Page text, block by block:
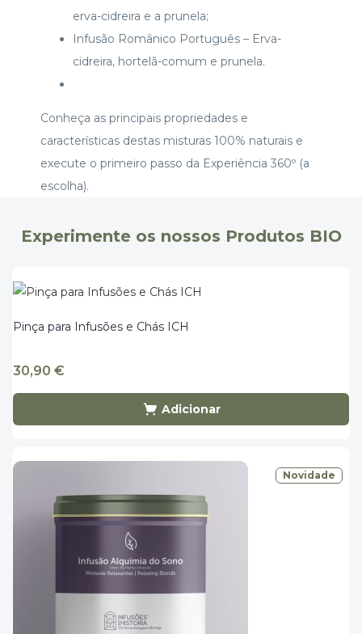
erva-cidreira e a prunela;
Infusão Românico Português – Erva-
cidreira, hortelã-comum e prunela.
Conheça as principais propriedades e
características destas misturas 100% naturais e
execute o primeiro passo da Experiência 360º (a
escolha).
Experimente os nossos Produtos BIO
Pinça para Infusões e Chás ICH
30,90 €
Adicionar
Novidade